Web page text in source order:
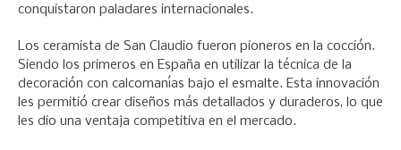
conquistaron paladares internacionales.
Los ceramista de San Claudio fueron pioneros en la cocción.
Siendo los primeros en España en utilizar la técnica de la
decoración con calcomanías bajo el esmalte. Esta innovación
les permitió crear diseños más detallados y duraderos, lo que
les dio una ventaja competitiva en el mercado.